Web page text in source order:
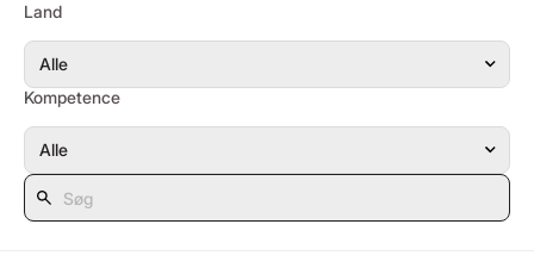
Land
Kompetence